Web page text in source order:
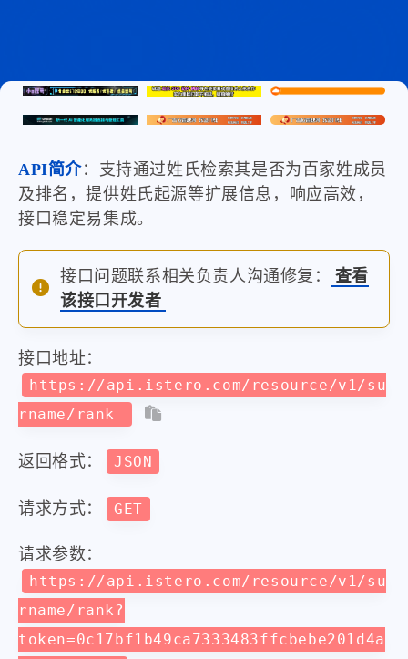
API简介：支持通过姓氏检索其是否为百家姓成员
及排名，提供姓氏起源等扩展信息，响应高效，
接口稳定易集成。
接口问题联系相关负责人沟通修复：
查看
该接口开发者
接口地址：
https://api.istero.com/resource/v1/su
rname/rank
返回格式： JSON
请求方式： GET
请求参数：
https://api.istero.com/resource/v1/su
rname/rank?
token=0c17bf1b49ca7333483ffcbebe201d4a